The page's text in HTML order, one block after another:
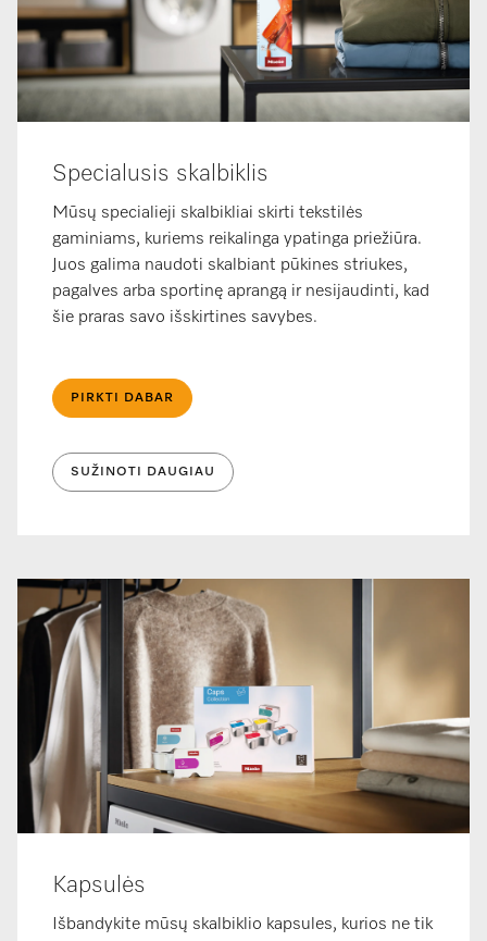
Specialusis skalbiklis
Mūsų specialieji skalbikliai skirti tekstilės
gaminiams, kuriems reikalinga ypatinga priežiūra.
Juos galima naudoti skalbiant pūkines striukes,
pagalves arba sportinę aprangą ir nesijaudinti, kad
šie praras savo išskirtines savybes.
PIRKTI DABAR
SUŽINOTI DAUGIAU
Kapsulės
Išbandykite mūsų skalbiklio kapsules, kurios ne tik